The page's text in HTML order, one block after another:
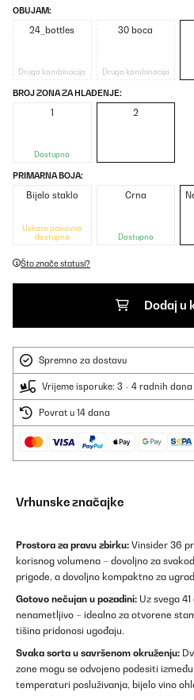
OBUJAM:
24_bottles
Druga kombinacija
30 boca
Druga kombinacija
BROJ ZONA ZA HLAĐENJE:
1
Dostupno
2
PRIMARNA BOJA:
Bijelo staklo
Uskoro ponovno
dostupno
Crna
Dostupno
Što znače statusi?
Dodaj u
Spremno za dostavu
Vrijeme isporuke: 3 - 4 radnih dana
Povrat u 14 dana
Vrhunske značajke
Prostora za pravu zbirku: Vinsider 36
korisnog volumena – dovoljno za
prigode, a dovoljno kompaktno za
Gotovo nečujan u pozadini: Uz svega
nenametljivo – idealno za otvorene
tišina pridonosi ugođaju.
Svaka sorta u savršenom okruženju:
zone mogu se odvojeno podesiti
temperaturi posluživanja, bijelo vino